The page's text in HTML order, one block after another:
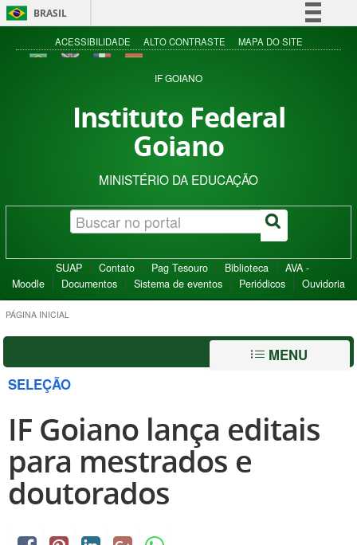
BRASIL
Simplifique!
Acesso à informação
ACESSIBILIDADE ALTO CONTRASTE MAPA DO SITE
IF GOIANO
Instituto Federal
Goiano
MINISTÉRIO DA EDUCAÇÃO
SUAP Contato Pag Tesouro Biblioteca
AVA -
Moodle
Documentos Sistema de eventos Periódicos Ouvidoria
PÁGINA INICIAL
MENU
SELEÇÃO
IF Goiano lança editais
para mestrados e
doutorados